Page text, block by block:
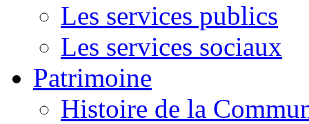
Les services publics
Les services sociaux
Patrimoine
Histoire de la